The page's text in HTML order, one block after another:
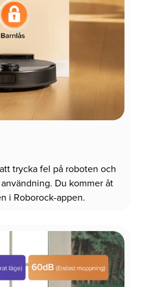
trycka fel på roboten och
Du kommer åt
i Roborock-appen.